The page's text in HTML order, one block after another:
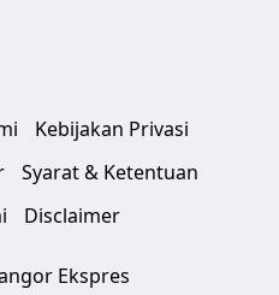
Kebijakan Privasi
Syarat & Ketentuan
Disclaimer
Ekspres